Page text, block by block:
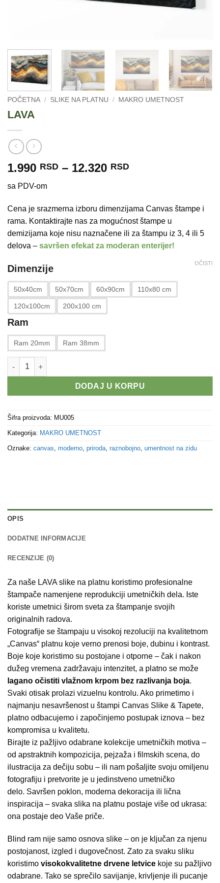
POČETNA / SLIKE NA PLATNU / MAKRO UMETNOST
LAVA
1.990 RSD – 12.320 RSDRaspon
1.990 RSD
do
12.320 RSD
sa PDV-om
Cena je srazmerna izboru dimenzijama Canvas štampe i
rama. Kontaktirajte nas za mogućnost štampe u
demizijama koje nisu naznačene ili za štampu iz 3, 4 ili 5
delova – savršen efekat za moderan enterijer!
Dimenzije
50x40cm 50x70cm 60x90cm 110x80 cm
120x100cm 200x100 cm
Ram
Ram 20mm Ram 38mm
OČISTI
LAVA količina
DODAJ U KORPU
Šifra proizvoda: MU005
Kategorija: MAKRO UMETNOST
Oznake: canvas moderno priroda raznobojno umentnost na zidu
OPIS
DODATNE INFORMACIJE
RECENZIJE (0)
Za naše LAVA slike na platnu koristimo profesionalne
štampače namenjene reprodukciji umetničkih dela. Iste
koriste umetnici širom sveta za štampanje svojih
originalnih radova.
Fotografije se štampaju u visokoj rezoluciji na kvalitetnom
„Canvas“ platnu koje verno prenosi boje, dubinu i kontrast.
Boje koje koristimo su postojane i otporne – čak i nakon
dužeg vremena zadržavaju intenzitet, a platno se može
lagano očistiti vlažnom krpom bez razlivanja boja.
Svaki otisak prolazi vizuelnu kontrolu. Ako primetimo i
najmanju nesavršenost u štampi Canvas Slike & Tapete,
platno odbacujemo i započinjemo postupak iznova – bez
kompromisa u kvalitetu.
Birajte iz pažljivo odabrane kolekcije umetničkih motiva –
od apstraktnih kompozicija, pejzaža i filmskih scena, do
ilustracija za dečiju sobu – ili nam pošaljite svoju omiljenu
fotografiju i pretvorite je u jedinstveno umetničko
delo. Savršen poklon, moderna dekoracija ili lična
inspiracija – svaka slika na platnu postaje više od ukrasa:
ona postaje deo Vaše priče.
Blind ram nije samo osnova slike – on je ključan za njenu
postojanost, izgled i dugovečnost. Zato za svaku sliku
koristimo visokokvalitetne drvene letvice koje su pažljivo
odabrane. Tako se sprečilo savijanje, krivljenje ili pucanje